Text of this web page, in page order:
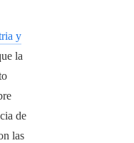
y
la
de
las